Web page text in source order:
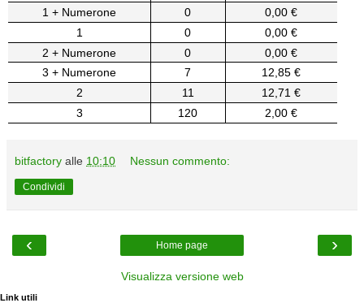
1 + Numerone
0
0,00 €
1
0
0,00 €
2 + Numerone
0
0,00 €
3 + Numerone
7
12,85 €
2
11
12,71 €
3
120 2,00 €
bitfactory alle 10:10 Nessun commento:
Condividi
‹ ›
Home page
Visualizza versione web
Link utili